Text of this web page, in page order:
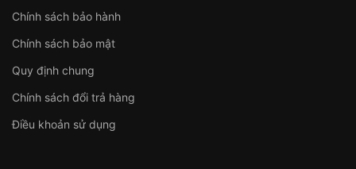
Chính sách bảo hành
Chính sách bảo mật
Quy định chung
Chính sách đổi trả hàng
Điều khoản sử dụng